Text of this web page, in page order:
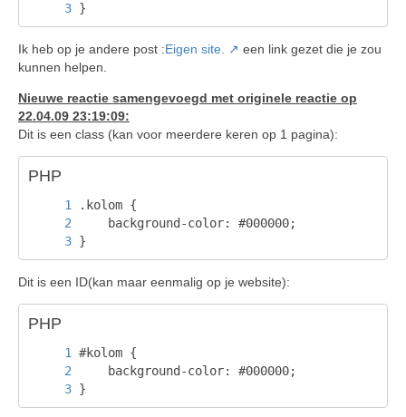
}
Ik heb op je andere post :Eigen site.
een link gezet die je zou
kunnen helpen.
Nieuwe reactie samengevoegd met originele reactie op
22.04.09 23:19:09:
Dit is een class (kan voor meerdere keren op 1 pagina):
PHP
}
Dit is een ID(kan maar eenmalig op je website):
PHP
}